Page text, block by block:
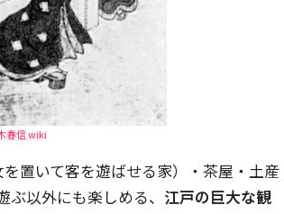
春信 wiki
置いて客を遊ばせる家）・茶屋・土産
以外にも楽しめる、 江戸の巨大な観